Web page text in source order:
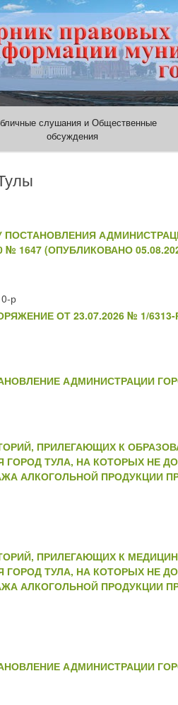
слушания и Общественные
обсуждения
1647 (ОПУБЛИКОВАНО
р
ОТ 23.07.2026 № 1/6313-
АДМИНИСТРАЦИИ
ПРИЛЕГАЮЩИХ К
ТУЛА, НА КОТОРЫХ НЕ
АЛКОГОЛЬНОЙ ПРОДУКЦИИ
ПРИЛЕГАЮЩИХ К
ТУЛА, НА КОТОРЫХ НЕ
АЛКОГОЛЬНОЙ ПРОДУКЦИИ
АДМИНИСТРАЦИИ